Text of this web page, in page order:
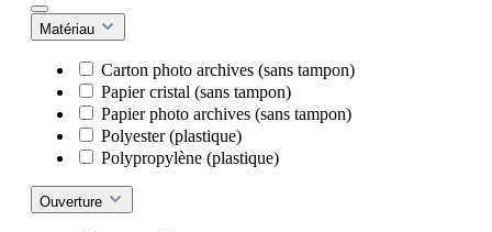
Matériau
Carton photo archives (sans tampon)
Papier cristal (sans tampon)
Papier photo archives (sans tampon)
Polyester (plastique)
Polypropylène (plastique)
Ouverture